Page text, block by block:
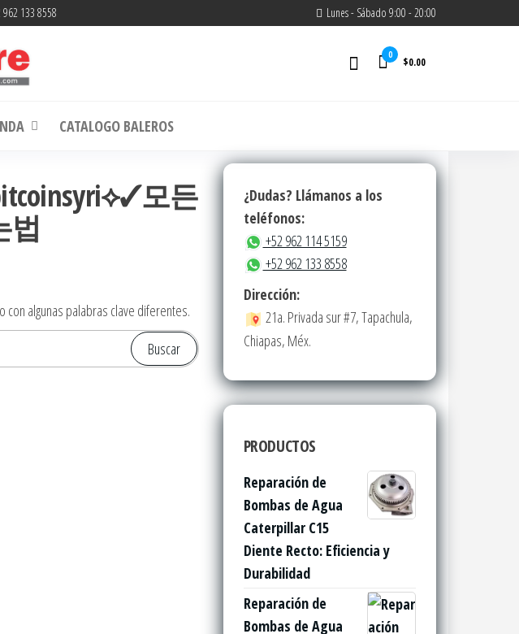
962 133 8558 Lunes - Sábado 9:00 - 20:00
0
$0.00
CATALOGO BALEROS
모든
법
algunas palabras clave diferentes.
¿Dudas? Llámanos a los
teléfonos:
+52 962 114 5159
+52 962 133 8558
Dirección:
21a. Privada sur #7, Tapachula,
Chiapas, Méx.
PRODUCTOS
Reparación de
Bombas de Agua
Caterpillar C15
Diente Recto: Eficiencia y
Durabilidad
Reparación de
Bombas de Agua